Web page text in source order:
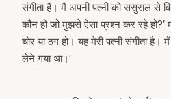
संगीता है। मैं अपनी पत्नी को ससुराल से
कौन हो जो मुझसे ऐसा प्रश्न कर रहे
चोर या ठग हो। यह मेरी पत्नी संगीता
लेने गया था।’